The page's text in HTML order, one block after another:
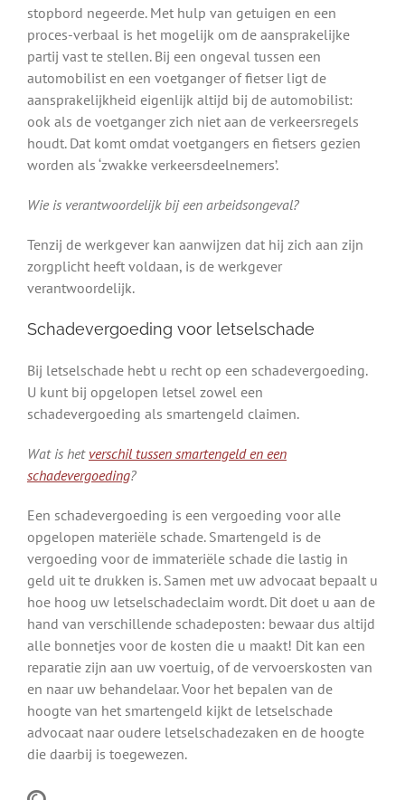
stopbord negeerde. Met hulp van getuigen en een
proces-verbaal is het mogelijk om de aansprakelijke
partij vast te stellen. Bij een ongeval tussen een
automobilist en een voetganger of fietser ligt de
aansprakelijkheid eigenlijk altijd bij de automobilist:
ook als de voetganger zich niet aan de verkeersregels
houdt. Dat komt omdat voetgangers en fietsers gezien
worden als ‘zwakke verkeersdeelnemers’.
Wie is verantwoordelijk bij een arbeidsongeval?
Tenzij de werkgever kan aanwijzen dat hij zich aan zijn
zorgplicht heeft voldaan, is de werkgever
verantwoordelijk.
Schadevergoeding voor letselschade
Bij letselschade hebt u recht op een schadevergoeding.
U kunt bij opgelopen letsel zowel een
schadevergoeding als smartengeld claimen.
Wat is het verschil tussen smartengeld en een
schadevergoeding?
Een schadevergoeding is een vergoeding voor alle
opgelopen materiële schade. Smartengeld is de
vergoeding voor de immateriële schade die lastig in
geld uit te drukken is. Samen met uw advocaat bepaalt u
hoe hoog uw letselschadeclaim wordt. Dit doet u aan de
hand van verschillende schadeposten: bewaar dus altijd
alle bonnetjes voor de kosten die u maakt! Dit kan een
reparatie zijn aan uw voertuig, of de vervoerskosten van
en naar uw behandelaar. Voor het bepalen van de
hoogte van het smartengeld kijkt de letselschade
advocaat naar oudere letselschadezaken en de hoogte
die daarbij is toegewezen.